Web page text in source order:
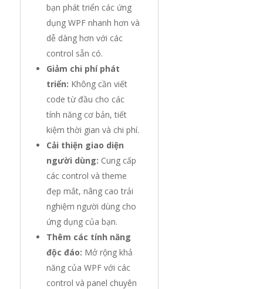
bạn phát triển các ứng
dụng WPF nhanh hơn và
dễ dàng hơn với các
control sẵn có.
Giảm chi phí phát
triển: Không cần viết
code từ đầu cho các
tính năng cơ bản, tiết
kiệm thời gian và chi phí.
Cải thiện giao diện
người dùng: Cung cấp
các control và theme
đẹp mắt, nâng cao trải
nghiệm người dùng cho
ứng dụng của bạn.
Thêm các tính năng
độc đáo: Mở rộng khả
năng của WPF với các
control và panel chuyên